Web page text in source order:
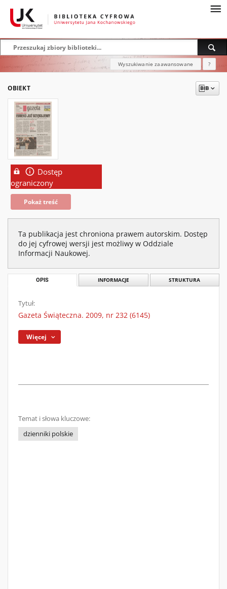
Wyszukiwanie zaawansowane ?
OBIEKT
Dostęp
ograniczony
Pokaż treść
Ta publikacja jest chroniona prawem autorskim. Dostęp
do jej cyfrowej wersji jest możliwy w Oddziale
Informacji Naukowej.
OPIS INFORMACJE STRUKTURA
Tytuł:
Gazeta Świąteczna. 2009, nr 232 (6145)
Więcej
Temat i słowa kluczowe:
dzienniki polskie